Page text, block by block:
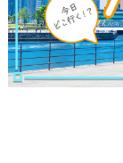
サイトについて